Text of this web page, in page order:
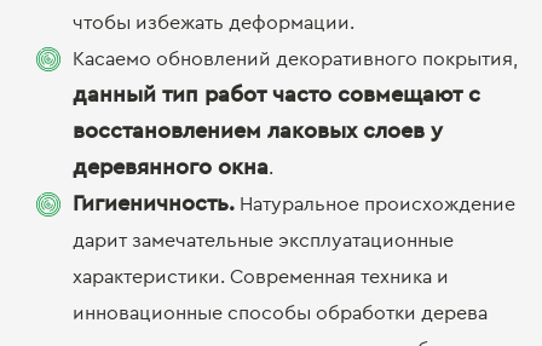
чтобы избежать деформации.
Касаемо обновлений декоративного покрытия,
данный тип работ часто совмещают с
восстановлением лаковых слоев у
деревянного окна.
Гигиеничность. Натуральное происхождение
дарит замечательные эксплуатационные
характеристики. Современная техника и
инновационные способы обработки дерева